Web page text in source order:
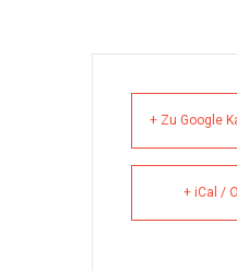
+ Zu Google
+ iCal /